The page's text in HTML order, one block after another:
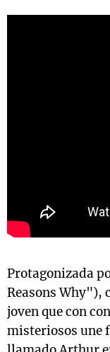
Protagonizada
Reasons Why"),
joven que con
misteriosos une